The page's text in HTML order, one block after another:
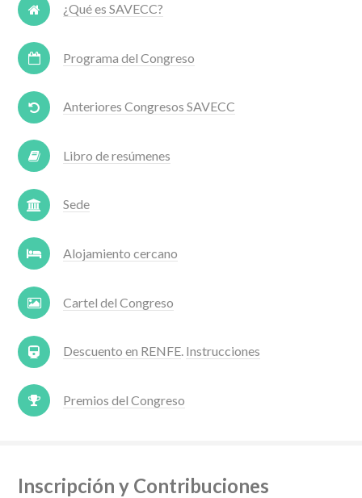
¿Qué es SAVECC?
Programa del Congreso
Anteriores Congresos SAVECC
Libro de resúmenes
Sede
Alojamiento cercano
Cartel del Congreso
Descuento en RENFE. Instrucciones
Premios del Congreso
Inscripción y Contribuciones